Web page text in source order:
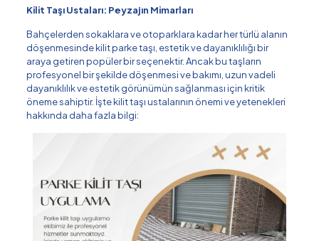
Kilit Taşı Ustaları: Peyzajın Mimarları
Bahçelerden sokaklara ve otoparklara kadar her türlü alanın
döşenmesinde kilit parke taşı, estetik ve dayanıklılığı bir
araya getiren popüler bir seçenektir. Ancak bu taşların
profesyonel bir şekilde döşenmesi ve bakımı, uzun vadeli
dayanıklılık ve estetik görünümün sağlanması için kritik
öneme sahiptir. İşte kilit taşı ustalarının önemi ve yetenekleri
hakkında daha fazla bilgi: